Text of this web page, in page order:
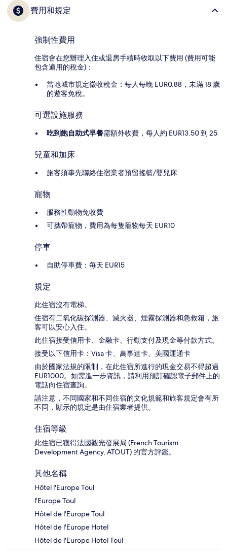
費用和規定
強制性費用
住宿會在您辦理入住或退房手續時收取以下費用 (費用可能
包含適用的稅金)：
當地城市規定徵收稅金：每人每晚 EUR0.88，未滿 18 歲
的遊客免稅。
可選設施服務
吃到飽自助式早餐需額外收費，每人約 EUR13.50 到 25
兒童和加床
旅客須事先聯絡住宿業者預留搖籃/嬰兒床
寵物
服務性動物免收費
可攜帶寵物，費用為每隻寵物每天 EUR10
停車
自助停車費：每天 EUR15
規定
此住宿沒有電梯。
住宿有二氧化碳探測器、滅火器、煙霧探測器和急救箱，旅
客可以安心入住。
此住宿接受信用卡、金融卡、行動支付及現金等付款方式。
接受以下信用卡：Visa 卡、萬事達卡、美國運通卡
由於國家法規的限制，在此住宿所進行的現金交易不得超過
EUR1000。如需進一步資訊，請利用預訂確認電子郵件上的
電話向住宿查詢。
請注意，不同國家和不同住宿的文化規範和旅客規定會有所
不同，顯示的規定是由住宿業者提供。
住宿等級
此住宿已獲得法國觀光發展局 (French Tourism
Development Agency, ATOUT) 的官方評鑑。
其他名稱
Hôtel l'Europe Toul
l'Europe Toul
Hôtel de l'Europe Toul
Hôtel de l'Europe Hotel
Hôtel de l'Europe Hotel Toul